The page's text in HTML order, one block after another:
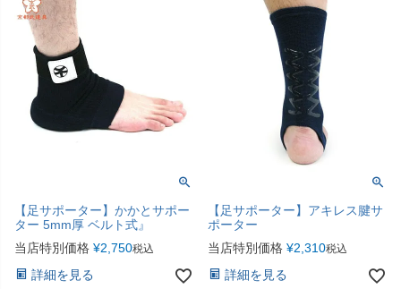
【足サポーター】かかとサポー
ター 5mm厚 ベルト式』
当店特別価格 ¥2,750税込
詳細を見る
【足サポーター】アキレス腱サ
ポーター
当店特別価格 ¥2,310税込
詳細を見る